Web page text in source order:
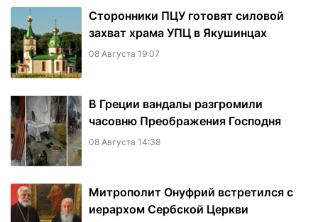
Сторонники ПЦУ готовят силовой
захват храма УПЦ в Якушинцах
08 Августа 19:07
В Греции вандалы разгромили
часовню Преображения Господня
08 Августа 14:38
Митрополит Онуфрий встретился с
иерархом Сербской Церкви